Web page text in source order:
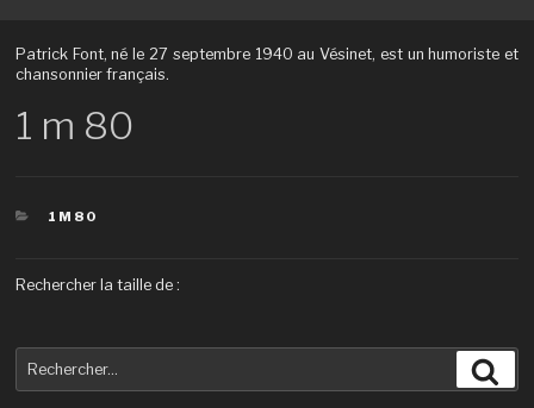
Patrick Font, né le 27 septembre 1940 au Vésinet, est un humoriste et
chansonnier français.
1 m 80
CATÉGORIES
1M80
Rechercher la taille de :
pour